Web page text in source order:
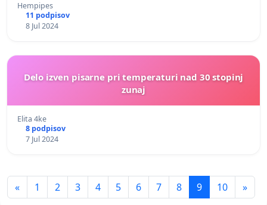
Hempipes
11 podpisov
8 Jul 2024
Delo izven pisarne pri temperaturi nad 30 stopinj
zunaj
Elita 4ke
8 podpisov
7 Jul 2024
« 1 2 3 4 5 6 7 8 9 10 »